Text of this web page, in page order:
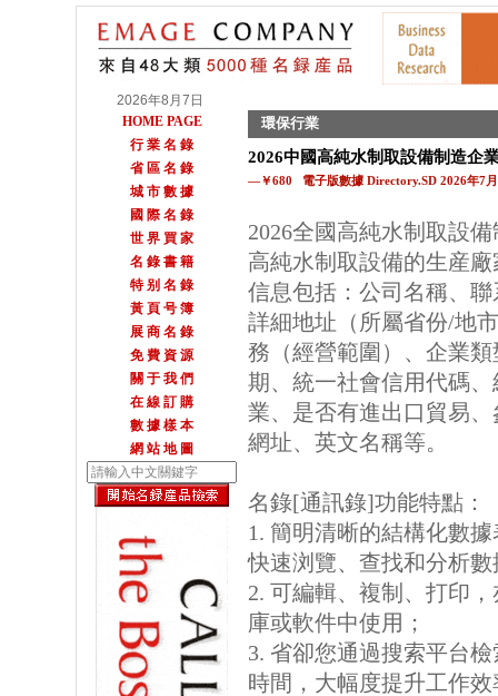
2026年8月7日
HOME PAGE
行 業 名 錄
省 區 名 錄
城 市 數 據
國 際 名 錄
世 界 買 家
名 錄 書 籍
特 别 名 錄
黃 頁 号 簿
展 商 名 錄
免 費 資 源
關 于 我 們
在 線 訂 購
數 據 樣 本
網 站 地 圖
環保行業
2026中國高純水制取設備制造企
—￥680 電子版數據 Directory.SD 2026年7
2026全國高純水制取設
高純水制取設備的生産
信息包括：公司名稱、
詳細地址（所屬省份/地
務（經營範圍）、企業
期、統一社會信用代碼
業、是否有進出口貿易
網址、英文名稱等。
名錄[通訊錄]功能特點：
1. 簡明清晰的結構化數
快速浏覽、查找和分析數
2. 可編輯、複制、打印
庫或軟件中使用；
3. 省卻您通過搜索平台
時間，大幅度提升工作效